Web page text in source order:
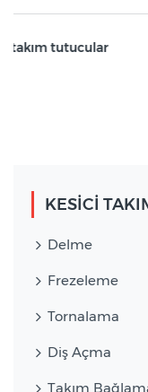
KESİCİ
Delme
Frezeleme
Tornalama
Diş Açma
Takım